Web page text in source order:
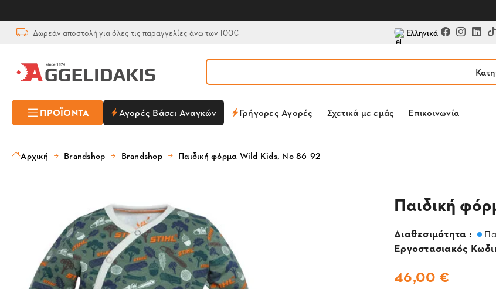
Δωρεάν αποστολή για όλες τις παραγγελίες άνω των 100€ Ελληνικά
ΠΡΟΪΌΝΤΑ Αγορές Βάσει Αναγκών Γρήγορες Αγορές Σχετικά με εμάς Επικοινωνία
Αρχική Brandshop Brandshop Παιδική φόρμα Wild Kids, Νο 86-92
Παιδική
Διαθεσιμότητα :
Εργοστασιακός
46,00 €